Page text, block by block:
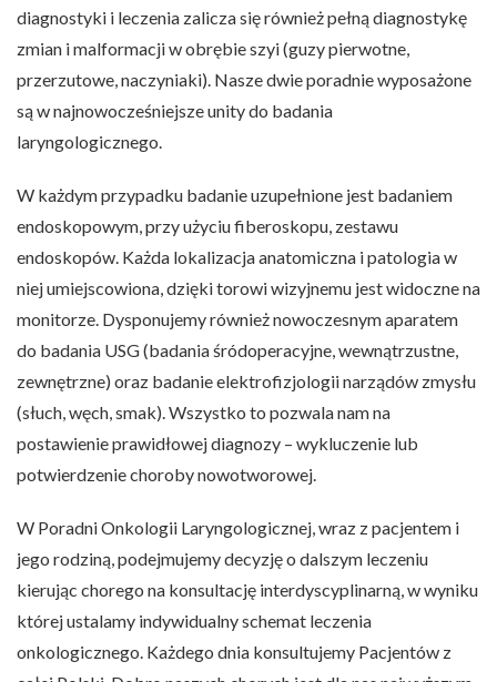
diagnostyki i leczenia zalicza się również pełną diagnostykę
zmian i malformacji w obrębie szyi (guzy pierwotne,
przerzutowe, naczyniaki). Nasze dwie poradnie wyposażone
są w najnowocześniejsze unity do badania
laryngologicznego.
W każdym przypadku badanie uzupełnione jest badaniem
endoskopowym, przy użyciu fiberoskopu, zestawu
endoskopów. Każda lokalizacja anatomiczna i patologia w
niej umiejscowiona, dzięki torowi wizyjnemu jest widoczne na
monitorze. Dysponujemy również nowoczesnym aparatem
do badania USG (badania śródoperacyjne, wewnątrzustne,
zewnętrzne) oraz badanie elektrofizjologii narządów zmysłu
(słuch, węch, smak). Wszystko to pozwala nam na
postawienie prawidłowej diagnozy – wykluczenie lub
potwierdzenie choroby nowotworowej.
W Poradni Onkologii Laryngologicznej, wraz z pacjentem i
jego rodziną, podejmujemy decyzję o dalszym leczeniu
kierując chorego na konsultację interdyscyplinarną, w wyniku
której ustalamy indywidualny schemat leczenia
onkologicznego. Każdego dnia konsultujemy Pacjentów z